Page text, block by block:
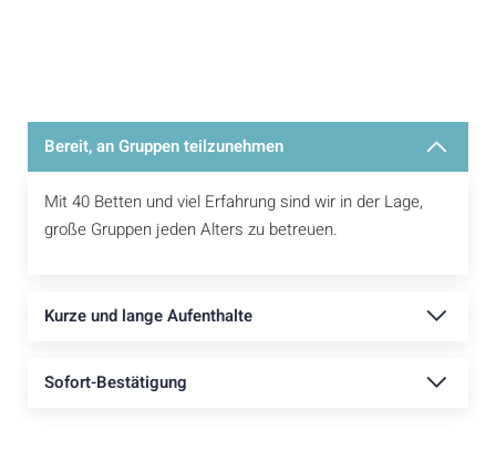
Bereit, an Gruppen teilzunehmen
Mit 40 Betten und viel Erfahrung sind wir in der Lage,
große Gruppen jeden Alters zu betreuen.
Kurze und lange Aufenthalte
Sofort-Bestätigung